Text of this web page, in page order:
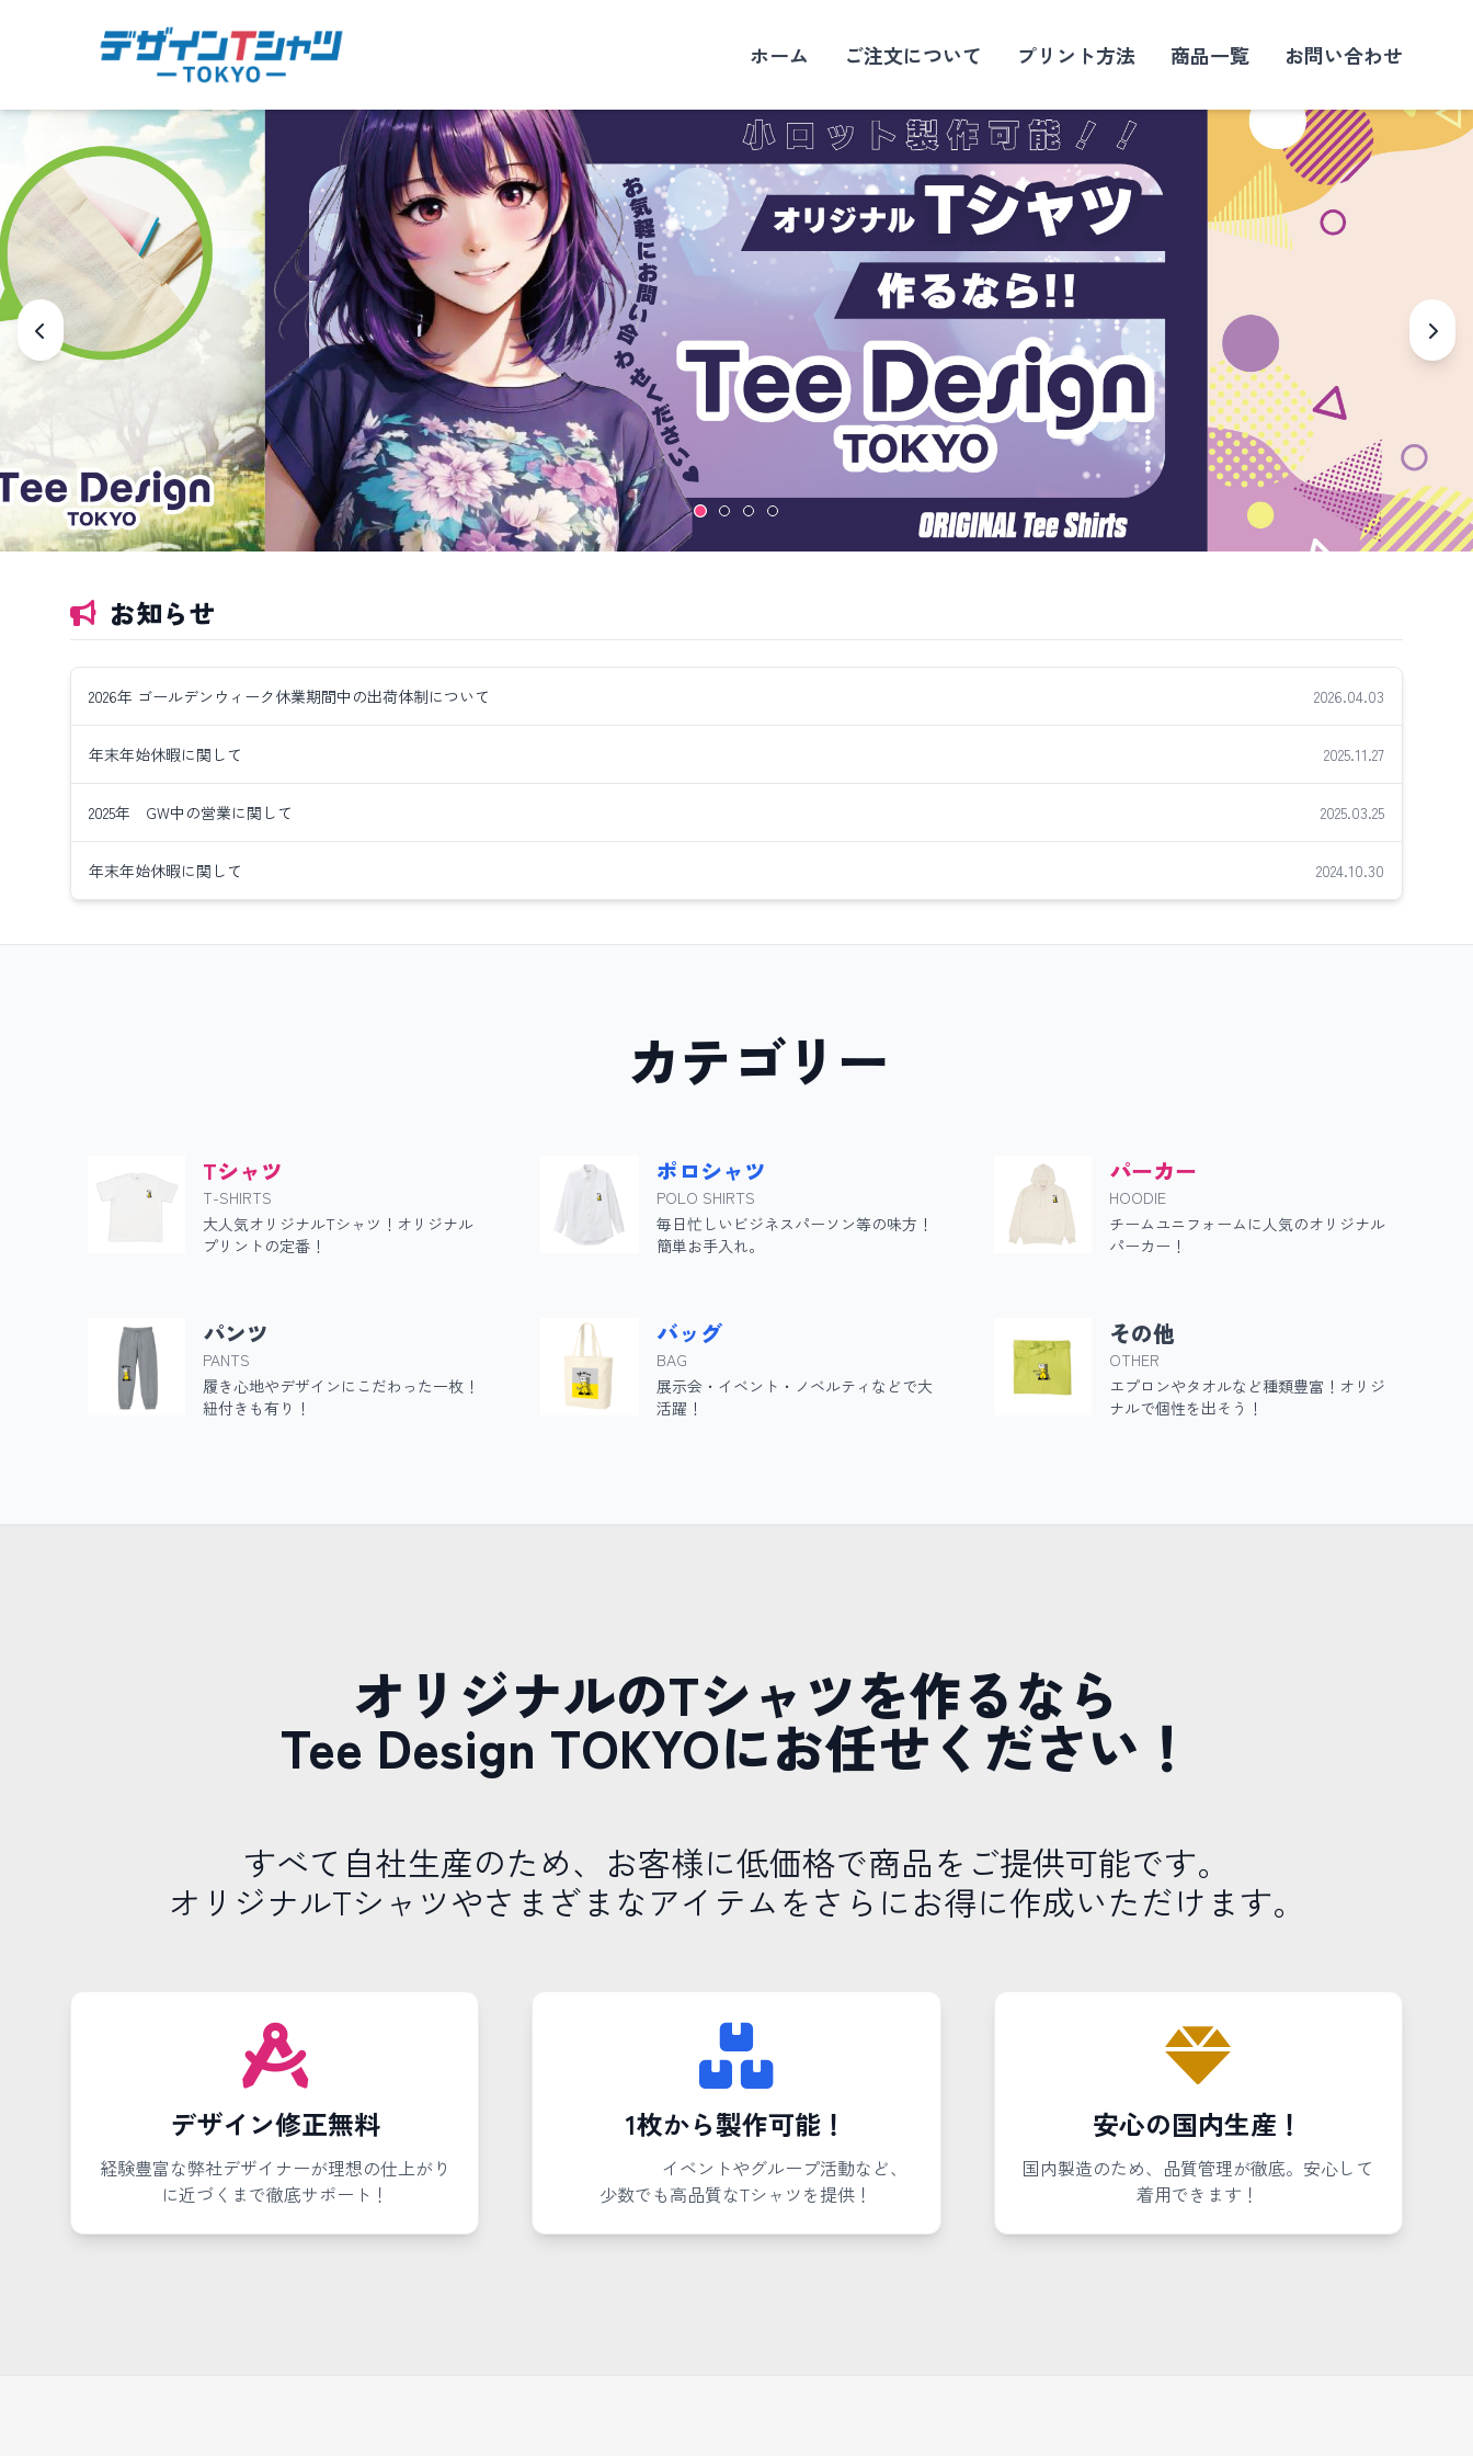
ホーム ご注文について プリント方法 商品一覧 お問い合わせ
お知らせ
2026年 ゴールデンウィーク休業期間中の出荷体制について 2026.04.03
年末年始休暇に関して 2025.11.27
2025年 GW中の営業に関して 2025.03.25
年末年始休暇に関して 2024.10.30
カテゴリー
Tシャツ
T-SHIRTS
大人気オリジナルTシャツ！オリジナル
プリントの定番！
ポロシャツ
POLO SHIRTS
毎日忙しいビジネスパーソン等の味方！
簡単お手入れ。
パーカー
HOODIE
チームユニフォームに人気のオリジナル
パーカー！
パンツ
PANTS
履き心地やデザインにこだわった一枚！
紐付きも有り！
バッグ
BAG
展示会・イベント・ノベルティなどで大
活躍！
その他
OTHER
エプロンやタオルなど種類豊富！オリジ
ナルで個性を出そう！
オリジナルのTシャツを作るなら
Tee Design TOKYOにお任せください！
すべて自社生産のため、お客様に低価格で商品をご提供可能です。
オリジナルTシャツやさまざまなアイテムをさらにお得に作成いただけます。
デザイン修正無料
経験豊富な弊社デザイナーが理想の仕上がり
に近づくまで徹底サポート！
1枚から製作可能！
イベントやグループ活動など、
少数でも高品質なTシャツを提供！
安心の国内生産！
国内製造のため、品質管理が徹底。安心して
着用できます！